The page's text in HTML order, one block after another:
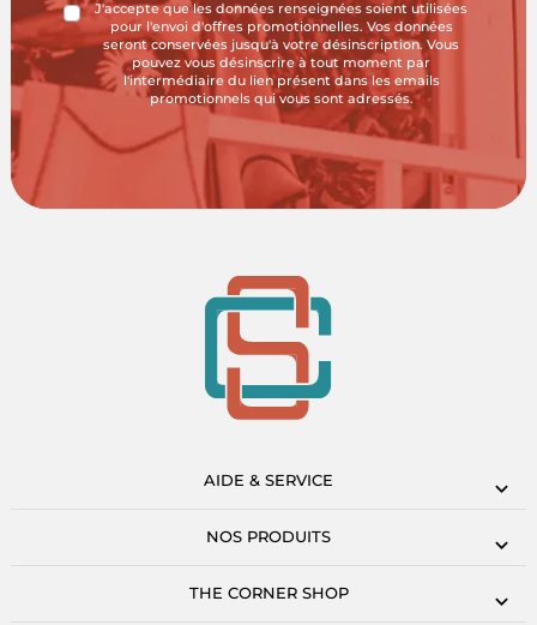
J'accepte que les données renseignées soient utilisées
pour l'envoi d'offres promotionnelles. Vos données
seront conservées jusqu'à votre désinscription. Vous
pouvez vous désinscrire à tout moment par
l'intermédiaire du lien présent dans les emails
promotionnels qui vous sont adressés.
AIDE & SERVICE
NOS PRODUITS
THE CORNER SHOP